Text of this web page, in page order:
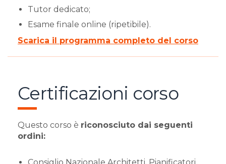
Tutor dedicato;
Esame finale online (ripetibile).
Scarica il programma completo del corso
Certificazioni corso
Questo corso è riconosciuto dai seguenti
ordini: